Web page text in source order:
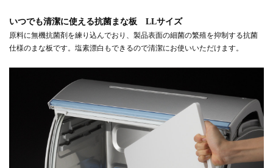
いつでも清潔に使える抗菌まな板 LLサイズ
原料に無機抗菌剤を練り込んでおり、製品表面の細菌の繁殖を抑制する抗菌
仕様のまな板です。塩素漂白もできるので清潔にお使いいただけます。